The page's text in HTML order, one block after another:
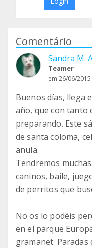
Comentário
Sandra M.
Teamer
em 26/06/
Buenos días, llega
año, que con tanto
preparando. Este
de santa coloma,
anula.
Tendremos
caninos, baile,
de perritos que
No os lo podéis
en el parque
gramanet.